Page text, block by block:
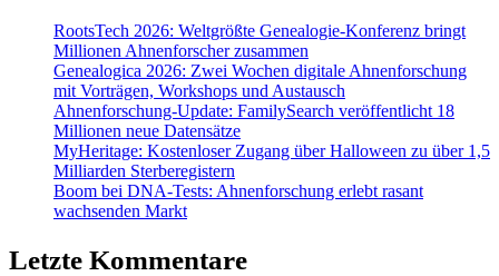
RootsTech 2026: Weltgrößte Genealogie-Konferenz bringt
Millionen Ahnenforscher zusammen
Genealogica 2026: Zwei Wochen digitale Ahnenforschung
mit Vorträgen, Workshops und Austausch
Ahnenforschung-Update: FamilySearch veröffentlicht 18
Millionen neue Datensätze
MyHeritage: Kostenloser Zugang über Halloween zu über 1,5
Milliarden Sterberegistern
Boom bei DNA-Tests: Ahnenforschung erlebt rasant
wachsenden Markt
Letzte Kommentare